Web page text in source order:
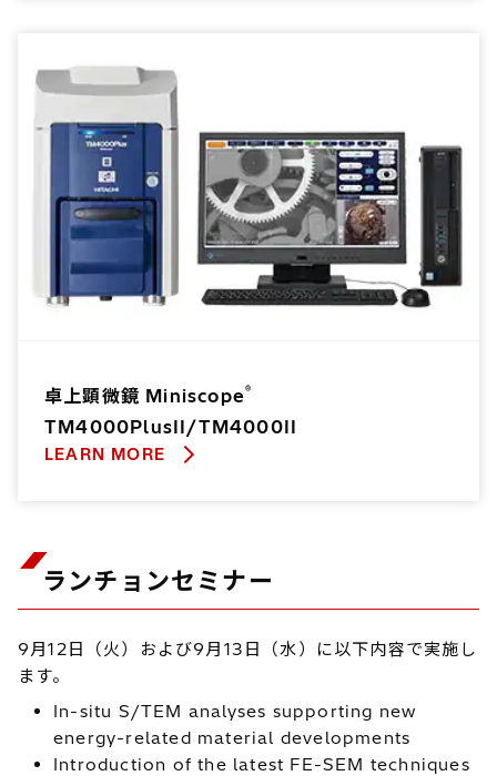
卓上顕微鏡 Miniscope®
TM4000PlusII/TM4000II
LEARN MORE
ランチョンセミナー
9月12日（火）および9月13日（水）に以下内容で実施し
ます。
In-situ S/TEM analyses supporting new
energy-related material developments
Introduction of the latest FE-SEM techniques